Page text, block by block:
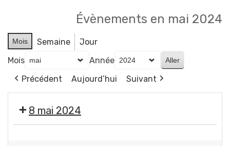
Évènements en mai 2024
Mois Semaine
Jour
Mois
Année
Précédent
Aujourd’hui Suivant
8 mai 2024